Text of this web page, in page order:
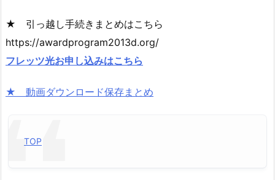
★ 引っ越し手続きまとめはこちら
https://awardprogram2013d.org/
フレッツ光お申し込みはこちら
★ 動画ダウンロード保存まとめ
TOP